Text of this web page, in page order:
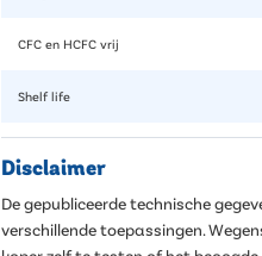
CFC en HCFC vrij
Shelf life
Disclaimer
De gepubliceerde technische
verschillende toepassingen.